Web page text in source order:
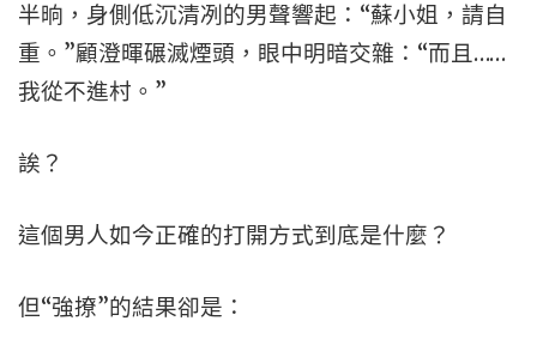
半晌，身側低沉清冽的男聲響起：“蘇小姐，請自
重。”顧澄暉碾滅煙頭，眼中明暗交雜：“而且……
我從不進村。”
誒？
這個男人如今正確的打開方式到底是什麼？
但“強撩”的結果卻是：